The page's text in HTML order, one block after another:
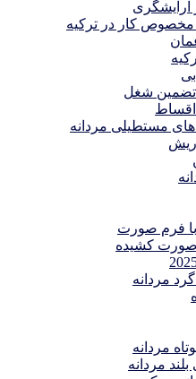
مخصوص کار در ترکیه
تضمین شغل
اقساط
مستطیلی مردانه
ریش
فرم صورت
صورت کشیده
مردانه
مردانه
مردانه